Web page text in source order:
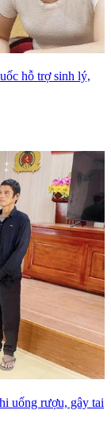
hỗ trợ sinh lý,
uống rượu, gây tai